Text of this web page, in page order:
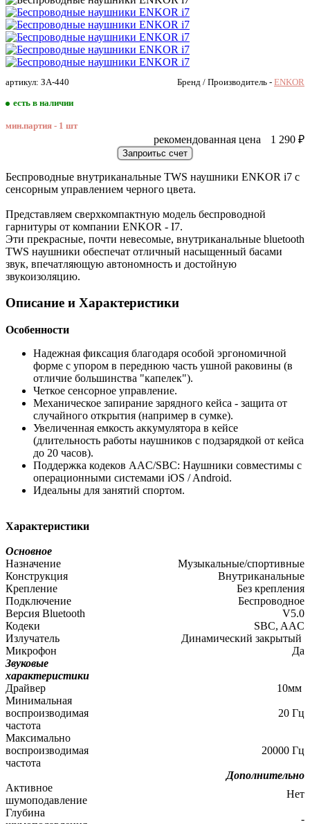
артикул: ЗА-440 Бренд / Производитель - ENKOR
есть в наличии
мин.партия - 1 шт
рекомендованная цена 1 290 ₽
Беспроводные внутриканальные TWS наушники ENKOR i7 с
сенсорным управлением черного цвета.
Представляем сверхкомпактную модель беспроводной
гарнитуры от компании ENKOR - I7.
Эти прекрасные, почти невесомые, внутриканальные bluetooth
TWS наушники обеспечат отличный насыщенный басами
звук, впечатляющую автономность и достойную
звукоизоляцию.
Описание и Характеристики
Особенности
Надежная фиксация благодаря особой эргономичной
форме с упором в переднюю часть ушной раковины (в
отличие большинства "капелек").
Четкое сенсорное управление.
Механическое запирание зарядного кейса - защита от
случайного открытия (например в сумке).
Увеличенная емкость аккумулятора в кейсе
(длительность работы наушников с подзарядкой от кейса
до 20 часов).
Поддержка кодеков AAC/SBC: Наушники совместимы с
операционными системами iOS / Android.
Идеальны для занятий спортом.
Характеристики
Основное
Назначение
Музыкальные/спортивные
Конструкция
Внутриканальные
Крепление
Без крепления
Подключение
Беспроводное
Версия Bluetooth
V5.0
Кодеки
SBC, AAC
Излучатель
Динамический закрытый
Микрофон
Да
Звуковые
характеристики
Драйвер
10мм
Минимальная
воспроизводимая
частота
20 Гц
Максимально
воспроизводимая
частота
20000 Гц
Дополнительно
Активное
шумоподавление
Нет
Глубина
-